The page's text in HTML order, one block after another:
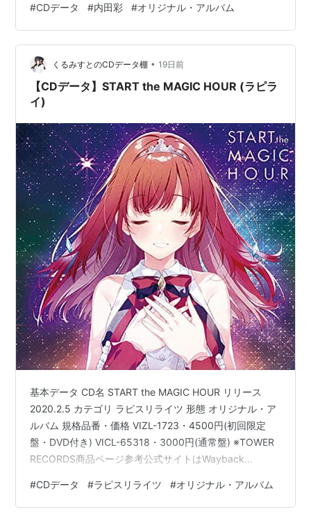
で 7.Our Wind 8.Beautiful world 9.Sign (『五等分の花
嫁』ED) 10.Candy Flavor 11.リボンシュシュ公式サイト
にはタイアップ情報がなかっ…
#CDデータ #内田彩 #オリジナル・アルバム
くるみすとのCDデータ棚 • 19日前
【CDデータ】START the MAGIC HOUR (ラピラ
イ)
基本データ CD名 START the MAGIC HOUR リリース
2020.2.5 カテゴリ ラピスリライツ 形態 オリジナル・ア
ルバム 規格品番・価格 VIZL-1723・4500円(初回限定
盤・DVD付き) VICL-65318・3000円(通常盤) ※TOWER
RECORDS商品ページ参考公式サイトはWayback
ッズ情報だけ見れませんでした。価格は本体帯に記載さ
れているものです。 収録曲リスト 1.Your Lights
#CDデータ #ラピスリライツ #オリジナル・アルバム